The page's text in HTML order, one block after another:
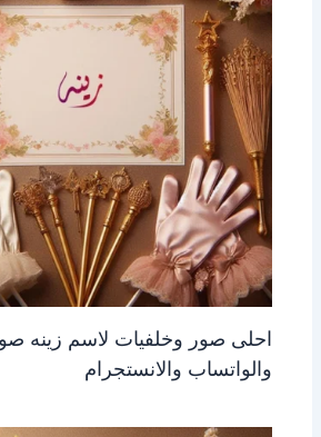
احلى صور وخلفيات لاسم زينه
والواتساب والانستجرام